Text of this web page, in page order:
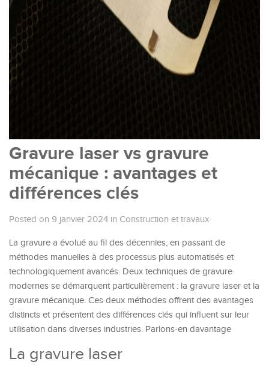
Gravure laser vs gravure
mécanique : avantages et
différences clés
Posted on 9 janvier 2024 in Construction et travaux
La gravure a évolué au fil des décennies, en passant de
méthodes manuelles à des processus plus automatisés et
technologiquement avancés. Deux techniques de gravure
modernes se démarquent particulièrement : la gravure laser et la
gravure mécanique. Ces deux méthodes offrent des avantages
distincts et présentent des différences clés qui influent sur leur
utilisation dans diverses industries. Parlons-en davantage
La gravure laser